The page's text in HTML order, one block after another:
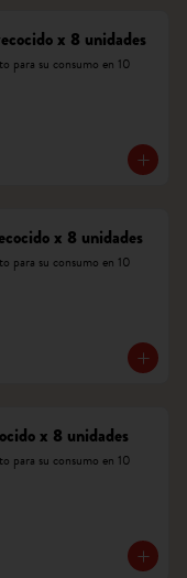
Centenito precocido x 8 unidades
para su consumo en 10
x 8 unidades
para su consumo en 10
x 8 unidades
para su consumo en 10